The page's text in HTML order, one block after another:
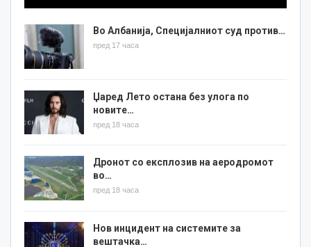
Во Албанија, Специјалниот суд против…
пред 17 часа
Џаред Лето остана без улога по
новите…
пред 18 часа
Дронот со експлозив на аеродромот
во…
пред 18 часа
Нов инцидент на системите за
вештачка…